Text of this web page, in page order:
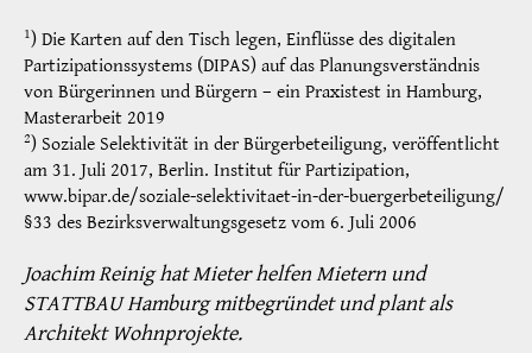
1) Die Karten auf den Tisch legen, Einflüsse des digitalen
Partizipationssystems (DIPAS) auf das Planungsverständnis
von Bürgerinnen und Bürgern – ein Praxistest in Hamburg,
Masterarbeit 2019
2) Soziale Selektivität in der Bürgerbeteiligung, veröffentlicht
am 31. Juli 2017, Berlin. Institut für Partizipation,
www.bipar.de/soziale-selektivitaet-in-der-buergerbeteiligung/
§33 des Bezirksverwaltungsgesetz vom 6. Juli 2006
Joachim Reinig hat Mieter helfen Mietern und
STATTBAU Hamburg mitbegründet und plant als
Architekt Wohnprojekte.